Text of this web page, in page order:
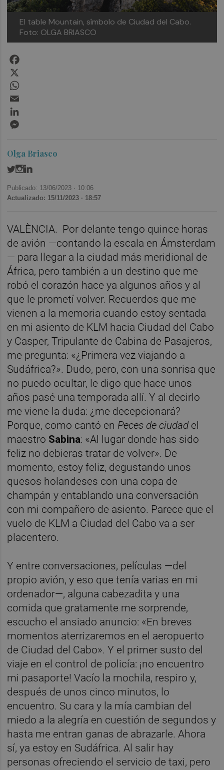
El table Mountain, símbolo de Ciudad del Cabo.
Foto: OLGA BRIASCO
Olga Briasco
Publicado: 13/06/2023 · 10:06
Actualizado: 15/11/2023 · 18:57
VALÈNCIA. Por delante tengo quince horas
de avión —contando la escala en Ámsterdam
— para llegar a la ciudad más meridional de
África, pero también a un destino que me
robó el corazón hace ya algunos años y al
que le prometí volver. Recuerdos que me
vienen a la memoria cuando estoy sentada
en mi asiento de KLM hacia Ciudad del Cabo
y Casper, Tripulante de Cabina de Pasajeros,
me pregunta: «¿Primera vez viajando a
Sudáfrica?». Dudo, pero, con una sonrisa que
no puedo ocultar, le digo que hace unos
años pasé una temporada allí. Y al decirlo
me viene la duda: ¿me decepcionará?
Porque, como cantó en Peces de ciudad el
maestro Sabina: «Al lugar donde has sido
feliz no debieras tratar de volver». De
momento, estoy feliz, degustando unos
quesos holandeses con una copa de
champán y entablando una conversación
con mi compañero de asiento. Parece que el
vuelo de KLM a Ciudad del Cabo va a ser
placentero.
Y entre conversaciones, películas —del
propio avión, y eso que tenía varias en mi
ordenador—, alguna cabezadita y una
comida que gratamente me sorprende,
escucho el ansiado anuncio: «En breves
momentos aterrizaremos en el aeropuerto
de Ciudad del Cabo». Y el primer susto del
viaje en el control de policía: ¡no encuentro
mi pasaporte! Vacío la mochila, respiro y,
después de unos cinco minutos, lo
encuentro. Su cara y la mía cambian del
miedo a la alegría en cuestión de segundos y
hasta me entran ganas de abrazarle. Ahora
sí, ya estoy en Sudáfrica. Al salir hay
personas ofreciendo el servicio de taxi, pero